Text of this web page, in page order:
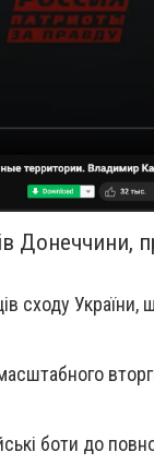
Донеччини,
сходу
боти до